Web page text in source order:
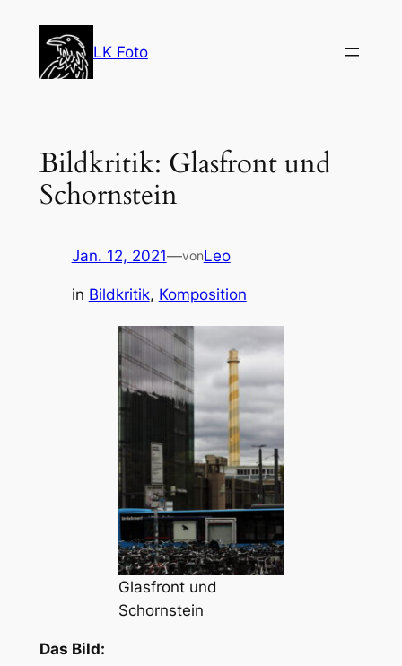
springen
LK Foto
Bildkritik: Glasfront und
Schornstein
Jan. 12, 2021—vonLeo
in Bildkritik, Komposition
Glasfront und
Schornstein
Das Bild: